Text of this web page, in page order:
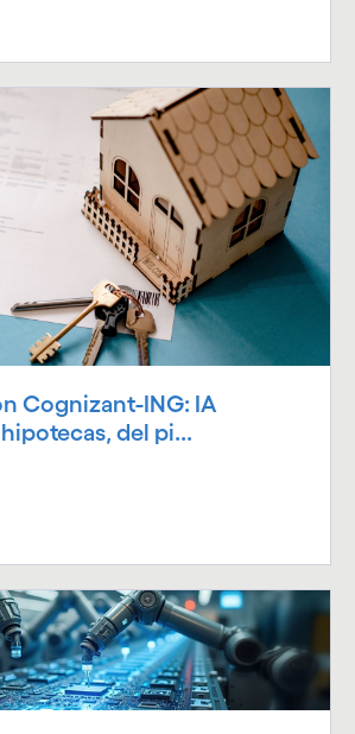
Cognizant-ING: IA
del pi...